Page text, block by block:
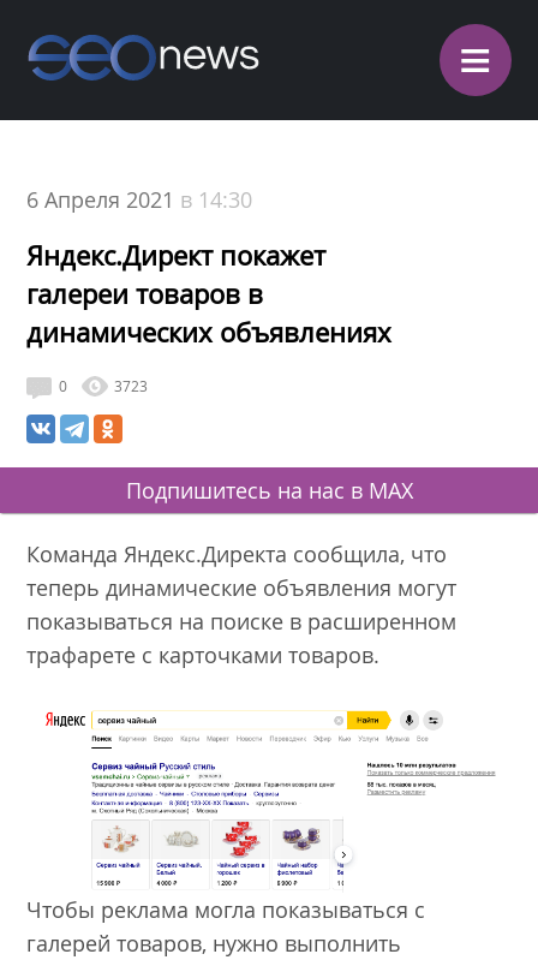
≡
6 Апреля 2021 в 14:30
Яндекс.Директ покажет
галереи товаров в
динамических объявлениях
0 3723
Подпишитесь на нас в MAX
Команда Яндекс.Директа сообщила, что
теперь динамические объявления могут
показываться на поиске в расширенном
трафарете с карточками товаров.
Чтобы реклама могла показываться с
галерей товаров, нужно выполнить